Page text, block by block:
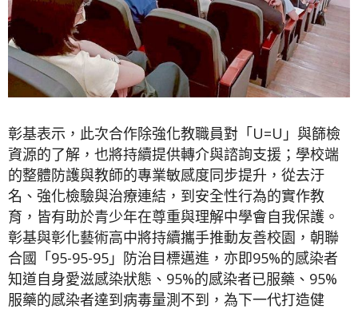
彰基表示，此次合作除強化教職員對「U=U」與篩檢
資源的了解，也將持續提供轉介與諮詢支援；學校端
的整體防護與教師的專業敏感度同步提升，從去汙
名、強化檢驗與治療連結，到安全性行為的實作教
育，皆有助於青少年在尊重與理解中學會自我保護。
彰基與彰化藝術高中將持續攜手推動友善校園，朝聯
合國「95-95-95」防治目標邁進，亦即95%的感染者
知道自身愛滋感染狀態、95%的感染者已服藥、95%
服藥的感染者達到病毒量測不到，為下一代打造健